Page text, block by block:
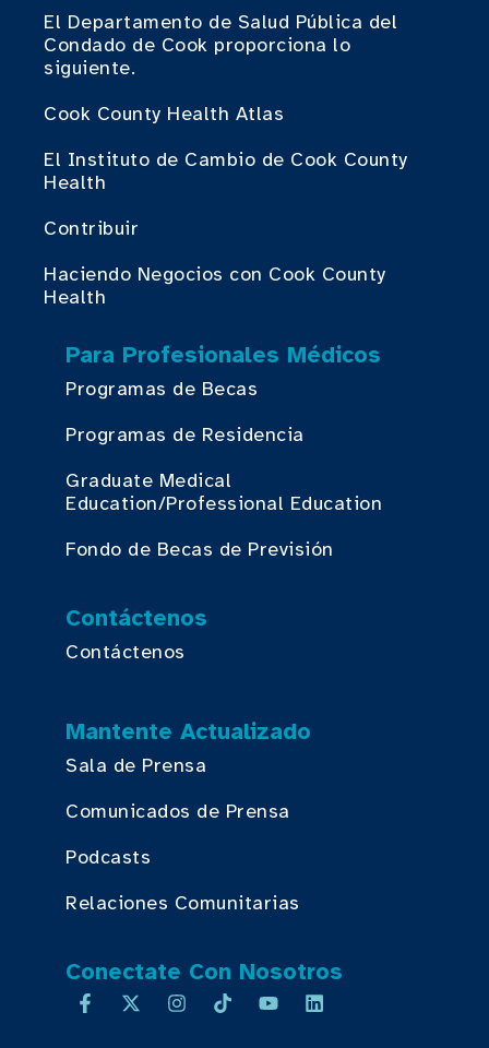
El Departamento de Salud Pública del
Condado de Cook proporciona lo
siguiente.
Cook County Health Atlas
El Instituto de Cambio de Cook County
Health
Contribuir
Haciendo Negocios con Cook County
Health
Para Profesionales Médicos
Programas de Becas
Programas de Residencia
Graduate Medical
Education/Professional Education
Fondo de Becas de Previsión
Contáctenos
Contáctenos
Mantente Actualizado
Sala de Prensa
Comunicados de Prensa
Podcasts
Relaciones Comunitarias
Conectate Con Nosotros